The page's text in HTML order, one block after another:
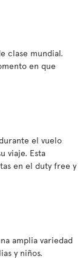
clase mundial.
en que
el vuelo
viaje. Esta
en el duty free y
amplia variedad
y niños.